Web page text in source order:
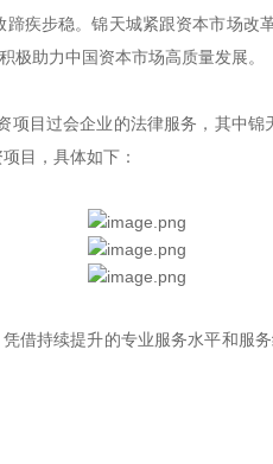
疾步稳。锦天城紧跟资本市场改
极助力中国资本市场高质量发展。
目过会企业的法律服务，其中
目，具体如下：
借持续提升的专业服务水平和服